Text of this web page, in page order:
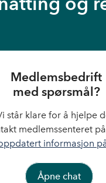
Medlemsbedrift
med spørsmål?
står klare for å hjelpe
medlemssenteret
informasjon
Åpne chat